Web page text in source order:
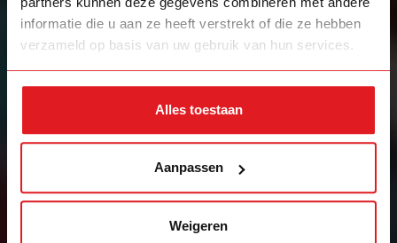
informatie die u aan ze heeft verstrekt of die ze hebben
verzameld op basis van uw gebruik van hun services.
Alles toestaan
Aanpassen
Weigeren